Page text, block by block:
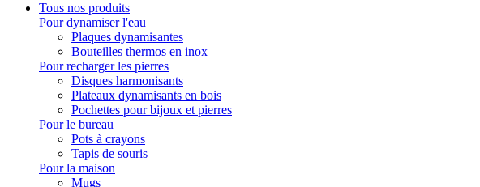
Tous nos produits
Pour dynamiser l'eau
Plaques dynamisantes
Bouteilles thermos en inox
Pour recharger les pierres
Disques harmonisants
Plateaux dynamisants en bois
Pochettes pour bijoux et pierres
Pour le bureau
Pots à crayons
Tapis de souris
Pour la maison
Mugs